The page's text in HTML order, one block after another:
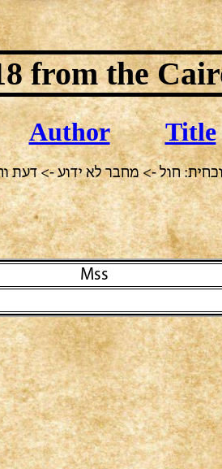
from the
Author Title
חול -> מחבר לא ידוע -> דעת
Mss